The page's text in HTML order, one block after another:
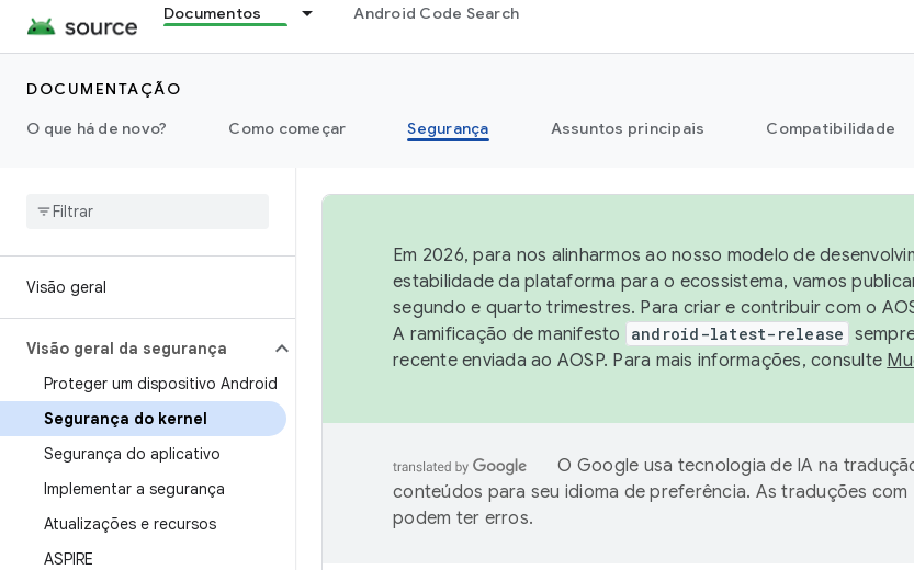
Documentos Android Code Search
DOCUMENTAÇÃO
O que há de novo?
Como começar Segurança Assuntos principais Compatibilidade
Visão geral
Visão geral da segurança
Proteger um dispositivo Android
Segurança do kernel
Segurança do aplicativo
Implementar a segurança
Atualizações e recursos
ASPIRE
Em 2026, para nos alinharmos ao nosso modelo de
estabilidade da plataforma para o ecossistema, vamos
segundo e quarto trimestres. Para criar e contribuir com o
A ramificação de manifesto
android-latest-release
recente enviada ao AOSP. Para mais informações, consulte
O Google usa tecnologia de IA na
conteúdos para seu idioma de preferência. As traduções com
podem ter erros.